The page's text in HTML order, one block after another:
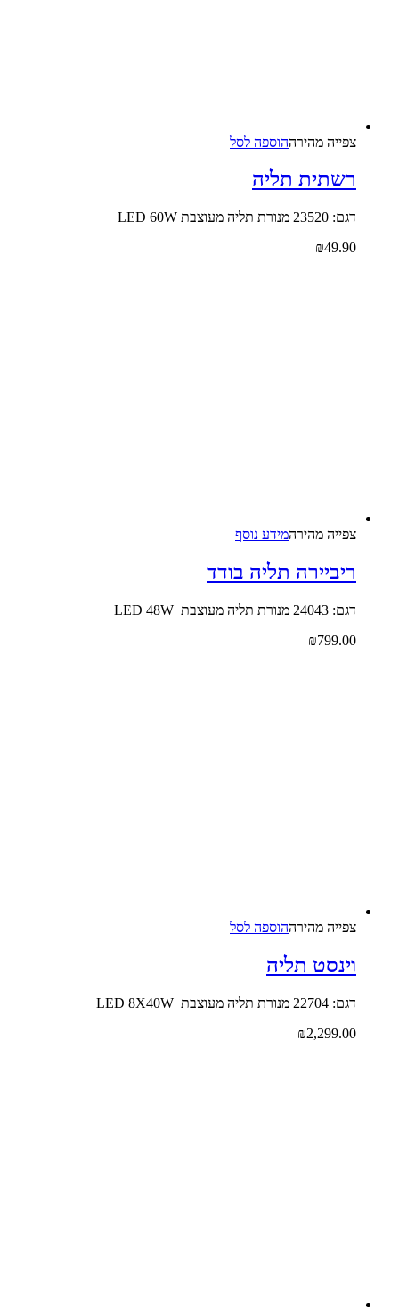
צפייה‬ ‫מהירה‬הוספה לסל
רשתית תליה
דגם: 23520 מנורת תליה מעוצבת LED 60W
₪49.90
צפייה‬ ‫מהירה‬מידע נוסף
ריביירה תליה בודד
דגם: 24043 מנורת תליה מעוצבת LED 48W
₪799.00
צפייה‬ ‫מהירה‬הוספה לסל
וינסט תליה
דגם: 22704 מנורת תליה מעוצבת LED 8X40W
₪2,299.00